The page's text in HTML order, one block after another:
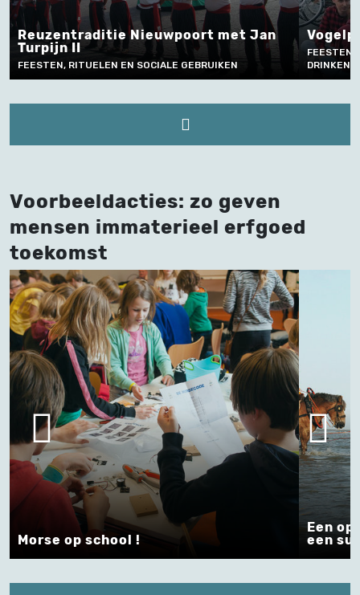
Nieuwpoort met Jan
SOCIALE GEBRUIKEN
Vogelpik op Merksplas
FEESTEN, RITUELEN EN SOCIALE
DRINKEN
Voorbeeldacties: zo geven
mensen immaterieel erfgoed
toekomst
Morse op school !
Een
een